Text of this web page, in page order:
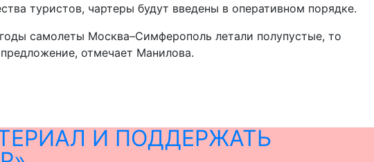
туристов, чартеры будут введены в оперативном порядке.
самолеты Москва–Симферополь летали полупустые, то
отмечает Манилова.
И ПОДДЕРЖАТЬ